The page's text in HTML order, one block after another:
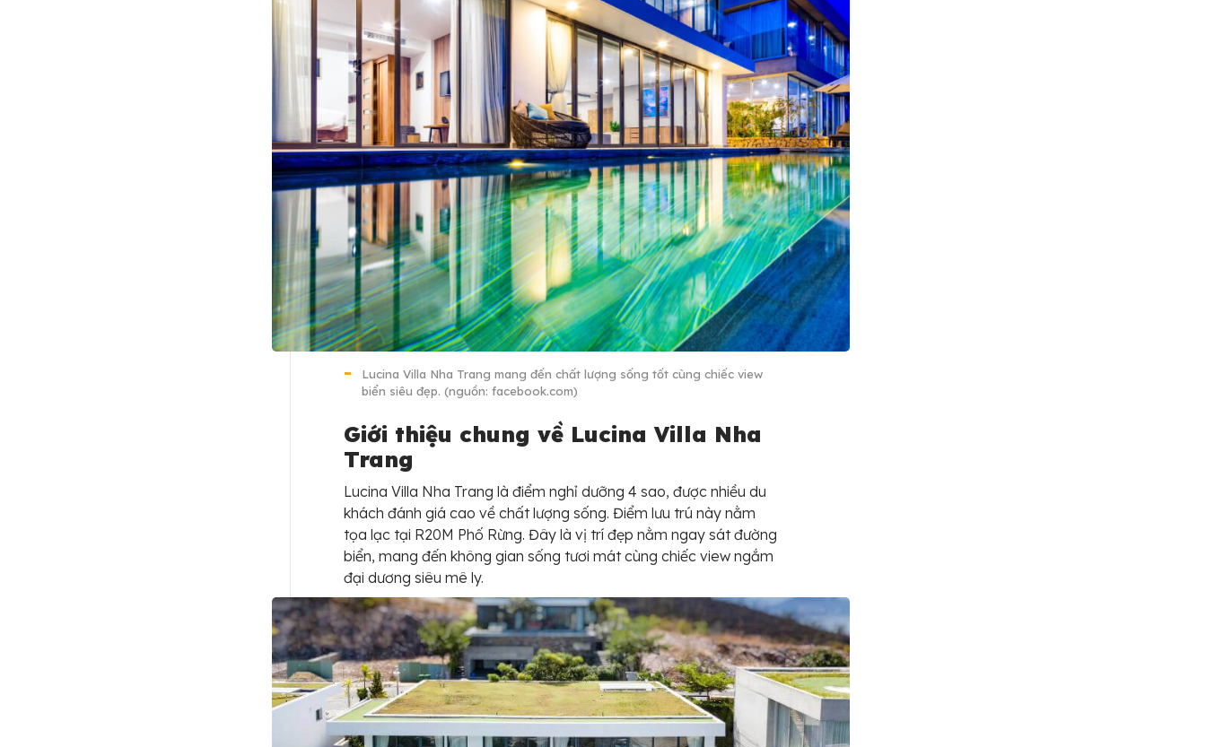
Lucina Villa Nha Trang mang đến chất lượng sống tốt cùng chiếc view
biển siêu đẹp. (nguồn: facebook.com)
Giới thiệu chung về Lucina Villa Nha
Trang
Lucina Villa Nha Trang là điểm nghỉ dưỡng 4 sao, được nhiều du
khách đánh giá cao về chất lượng sống. Điểm lưu trú này nằm
tọa lạc tại R20M Phố Rừng. Đây là vị trí đẹp nằm ngay sát đường
biển, mang đến không gian sống tươi mát cùng chiếc view ngắm
đại dương siêu mê ly.